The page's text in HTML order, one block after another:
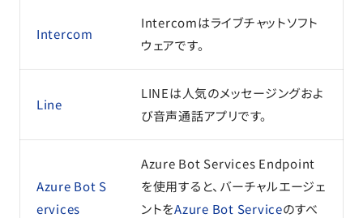
Intercom
Intercomはライブチャットソフト
ウェアです。
Line
LINEは人気のメッセージングおよ
び音声通話アプリです。
Azure Bot S
ervices
Azure Bot Services Endpoint
を使用すると、バーチャルエージェ
ントをAzure Bot Serviceのすべ